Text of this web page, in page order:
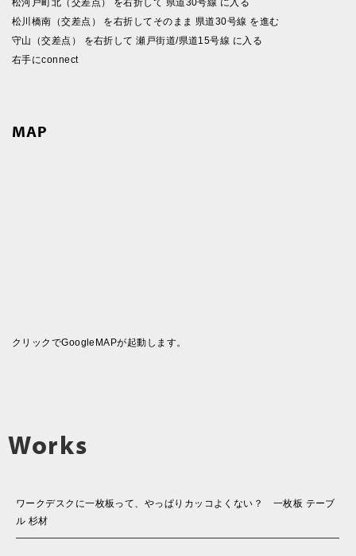
松川橋南（交差点） を右折してそのまま 県道30号線 を進む
守山（交差点） を右折して 瀬戸街道/県道15号線 に入る
右手にconnect
MAP
クリックでGoogleMAPが起動します。
Works
ワークデスクに一枚板って、やっぱりカッコよくない？ 一枚板 テーブ
ル 杉材